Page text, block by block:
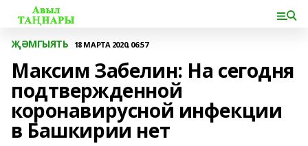
ҖӘМГЫЯТЬ 18 МАРТА 2020, 06:57
Максим Забелин: На сегодня
подтвержденной
коронавирусной инфекции
в Башкирии нет